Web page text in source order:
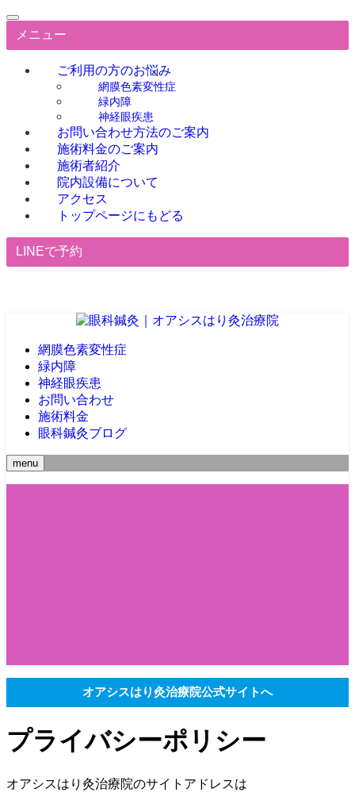
メニュー
ご利用の方のお悩み
網膜色素変性症
緑内障
神経眼疾患
お問い合わせ方法のご案内
施術料金のご案内
施術者紹介
院内設備について
アクセス
トップページにもどる
LINEで予約
網膜色素変性症
緑内障
神経眼疾患
お問い合わせ
施術料金
眼科鍼灸ブログ
menu
オアシスはり灸治療院公式サイトへ
プライバシーポリシー
オアシスはり灸治療院のサイトアドレスは